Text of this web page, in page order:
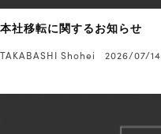
本社移転に関するお知らせ
TAKABASHI Shohei 2026/07/14